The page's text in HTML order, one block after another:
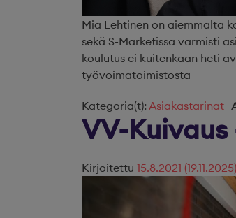
Mia Lehtinen on aiemmalta
sekä S-Marketissa varmisti
koulutus ei kuitenkaan heti
työvoimatoimistosta
Kategoria(t): Asiakastarinat
VV-
Kirjoitettu 15.8.2021 (19.11.2025)